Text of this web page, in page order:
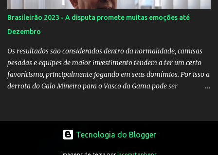
Brasileirão 2023 - A disputa promete muitas emoções até
Dezembro
Os resultados são considerados dentro da normalidade, camisas
pesadas e equipes de maior investimento tendem a ter um certo
favorítismo, principalmente jogando em seus domímios. Por isso a
derrota do Galo Mineiro para o Vasco da Gama pode ser
em tese, pois na prática é sempre uma outra história.
Tecnologia do Blogger